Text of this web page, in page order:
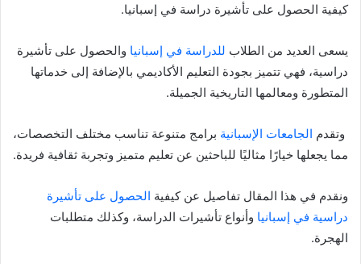
كيفية الحصول على تأشيرة دراسة في إسبانيا.
يسعى العديد من الطلاب للدراسة في إسبانيا والحصول على تأشيرة
دراسية، فهي تتميز بجودة التعليم الأكاديمي بالإضافة إلى خدماتها
المتطورة ومعالمها التاريخية الجميلة.
وتقدم الجامعات الإسبانية برامج متنوعة تناسب مختلف التخصصات،
مما يجعلها خيارًا مثاليًا للباحثين عن تعليم متميز وتجربة ثقافية فريدة.
ونقدم في هذا المقال تفاصيل عن كيفية الحصول على تأشيرة
دراسية في إسبانيا وأنواع تأشيرات الدراسة، وكذلك متطلبات
الهجرة.